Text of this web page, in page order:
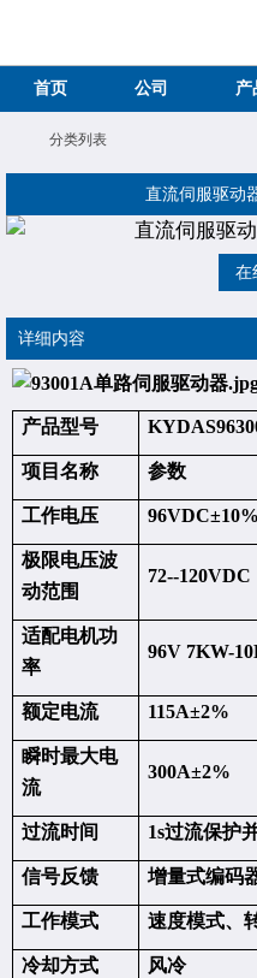
首页 公司 产
分类列表
直流伺服驱动
在
详细内容
产品型号
项目名称 参数
工作电压 96VDC±10%
极限电压波
动范围
72--120VDC
适配电机功
率
96V 7KW-
额定电流 115A±2%
瞬时最大电
流
300A±2%
过流时间 1s过流保护
信号反馈 增量式编码
工作模式 速度模式、
冷却方式 风冷